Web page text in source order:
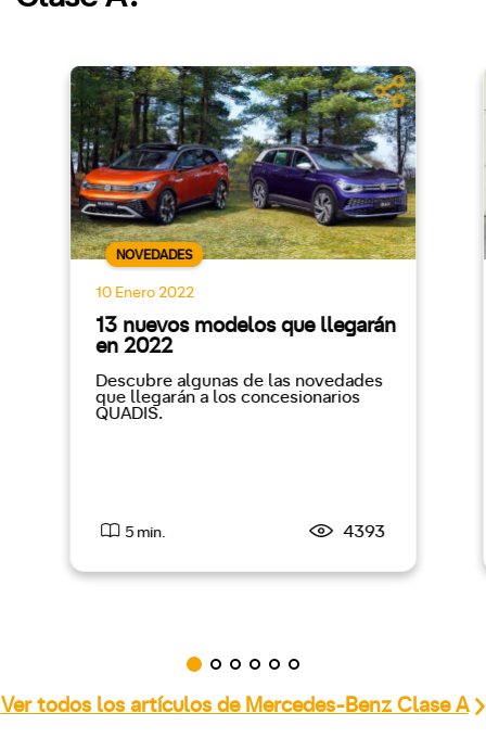
NOVEDADES
10 Enero 2022
13 nuevos modelos que llegarán
en 2022
Descubre algunas de las novedades
que llegarán a los concesionarios
QUADIS.
5 min. 4393
Ver todos los artículos de Mercedes-Benz Clase A